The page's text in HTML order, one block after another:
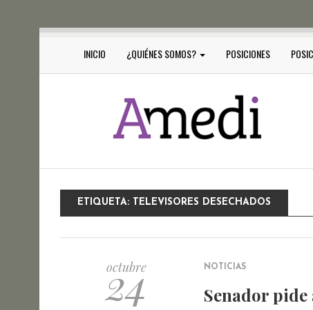
INICIO ¿QUIÉNES SOMOS? POSICIONES
ETIQUETA: TELEVISORES DESECHADOS
octubre
24 NOTICIAS
Senador